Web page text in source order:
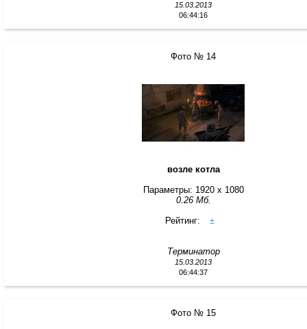
15.03.2013
06:44:16
Фото № 14
возле котла
Параметры: 1920 x 1080
0.26 Мб.
Рейтинг:
±
Терминатор
15.03.2013
06:44:37
Фото № 15